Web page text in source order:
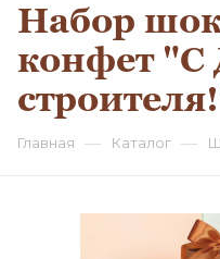
Набор
конфет "С
Главная — Каталог —